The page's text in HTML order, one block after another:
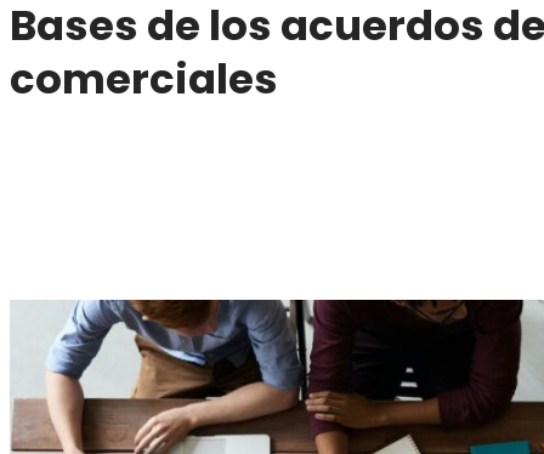
Bases de los acuerdos
comerciales